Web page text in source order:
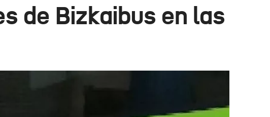
Lo último
de Bizkaibus en las